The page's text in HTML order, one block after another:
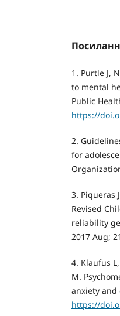
1. Purtle J,
to mental
Public
https://
2.
for
3. Piqueras
Revised
reliability
2017 Aug;
4. Klaufus
M.
anxiety and
https://